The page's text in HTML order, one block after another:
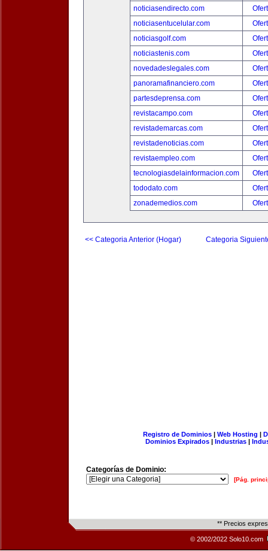
noticiasendirecto.com
noticiasentucelular.com
noticiasgolf.com
noticiastenis.com
novedadeslegales.com
panoramafinanciero.com
partesdeprensa.com
revistacampo.com
revistademarcas.com
revistadenoticias.com
revistaempleo.com
tecnologiasdelainformacion.com
tododato.com
zonademedios.com
<< Categoria Anterior (Hogar) Categoria
Registro de Dominios| Web Hosting |
Dominios Expirados | Industrias |
Categorías de Dominio:
[Pág.
** Precios
© 2002/2022 Solo10.com